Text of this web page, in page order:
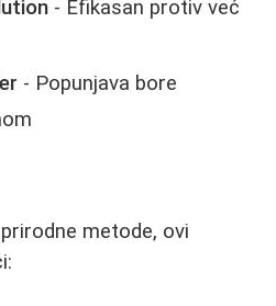
- Efikasan protiv već
- Popunjava bore
metode, ovi